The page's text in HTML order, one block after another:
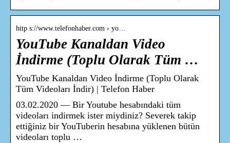
http s://www.telefonhaber.com › yo…
YouTube Kanaldan Video
İndirme (Toplu Olarak Tüm …
YouTube Kanaldan Video İndirme (Toplu Olarak
Tüm Videoları İndir) | Telefon Haber
03.02.2020 — Bir Youtube hesabındaki tüm
videoları indirmek ister miydiniz? Severek takip
ettiğiniz bir YouTuberin hesabına yüklenen bütün
videoları toplu …